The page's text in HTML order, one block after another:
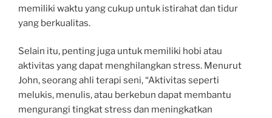
memiliki waktu yang cukup untuk istirahat dan tidur
yang berkualitas.
Selain itu, penting juga untuk memiliki hobi atau
aktivitas yang dapat menghilangkan stress. Menurut
John, seorang ahli terapi seni, “Aktivitas seperti
melukis, menulis, atau berkebun dapat membantu
mengurangi tingkat stress dan meningkatkan